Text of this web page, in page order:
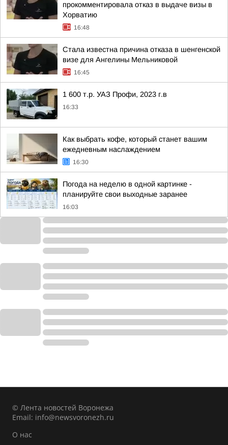
прокомментировала отказ в выдаче визы в
Хорватию
16:48
Стала известна причина отказа в шенгенской
визе для Ангелины Мельниковой
16:45
1 600 т.р. УАЗ Профи, 2023 г.в
16:33
Как выбрать кофе, который станет вашим
ежедневным наслаждением
16:30
Погода на неделю в одной картинке -
планируйте свои выходные заранее
16:03
© Лента новостей Воронежа
Email: info@newsvoronezh.ru
О нас